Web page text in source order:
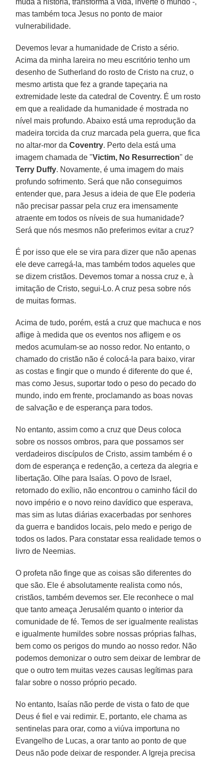
mas também toca Jesus no ponto de maior
vulnerabilidade.
Devemos levar a humanidade de Cristo a sério.
Acima da minha lareira no meu escritório tenho um
desenho de Sutherland do rosto de Cristo na cruz, o
mesmo artista que fez a grande tapeçaria na
extremidade leste da catedral de Coventry. É um rosto
em que a realidade da humanidade é mostrada no
nível mais profundo. Abaixo está uma reprodução da
madeira torcida da cruz marcada pela guerra, que fica
no altar-mor daCoventry. Perto dela está uma
imagem chamada de "Victim, No Resurrection" de
Terry Duffy. Novamente, é uma imagem do mais
profundo sofrimento. Será que não conseguimos
entender que, para Jesus a ideia de que Ele poderia
não precisar passar pela cruz era imensamente
atraente em todos os níveis de sua humanidade?
Será que nós mesmos não preferimos evitar a cruz?
É por isso que ele se vira para dizer que não apenas
ele deve carregá-la, mas também todos aqueles que
se dizem cristãos. Devemos tomar a nossa cruz e, à
imitação de Cristo, segui-Lo. A cruz pesa sobre nós
de muitas formas.
Acima de tudo, porém, está a cruz que machuca e nos
aflige à medida que os eventos nos afligem e os
medos acumulam-se ao nosso redor. No entanto, o
chamado do cristão não é colocá-la para baixo, virar
as costas e fingir que o mundo é diferente do que é,
mas como Jesus, suportar todo o peso do pecado do
mundo, indo em frente, proclamando as boas novas
de salvação e de esperança para todos.
No entanto, assim como a cruz que Deus coloca
sobre os nossos ombros, para que possamos ser
verdadeiros discípulos de Cristo, assim também é o
dom de esperança e redenção, a certeza da alegria e
libertação. Olhe para Isaías. O povo de Israel,
retornado do exílio, não encontrou o caminho fácil do
novo império e o novo reino davídico que esperava,
mas sim as lutas diárias exacerbadas por senhores
da guerra e bandidos locais, pelo medo e perigo de
todos os lados. Para constatar essa realidade temos o
livro de Neemias.
O profeta não finge que as coisas são diferentes do
que são. Ele é absolutamente realista como nós,
cristãos, também devemos ser. Ele reconhece o mal
que tanto ameaça Jerusalém quanto o interior da
comunidade de fé. Temos de ser igualmente realistas
e igualmente humildes sobre nossas próprias falhas,
bem como os perigos do mundo ao nosso redor. Não
podemos demonizar o outro sem deixar de lembrar de
que o outro tem muitas vezes causas legítimas para
falar sobre o nosso próprio pecado.
No entanto, Isaías não perde de vista o fato de que
Deus é fiel e vai redimir. E, portanto, ele chama as
sentinelas para orar, como a viúva importuna no
Evangelho de Lucas, a orar tanto ao ponto de que
Deus não pode deixar de responder. A Igreja precisa